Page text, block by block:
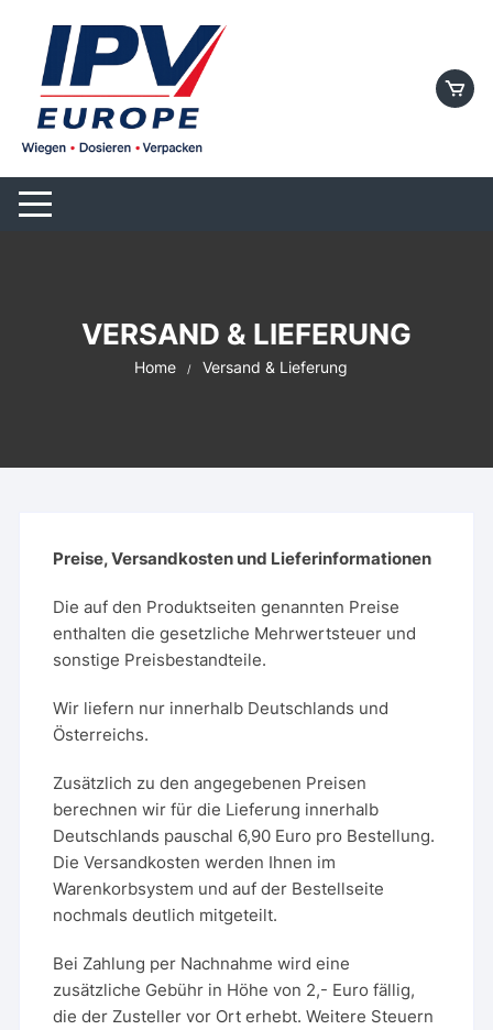
content
VERSAND & LIEFERUNG
Home Versand & Lieferung
Preise, Versandkosten und Lieferinformationen
Die auf den Produktseiten genannten Preise
enthalten die gesetzliche Mehrwertsteuer und
sonstige Preisbestandteile.
Wir liefern nur innerhalb Deutschlands und
Österreichs.
Zusätzlich zu den angegebenen Preisen
berechnen wir für die Lieferung innerhalb
Deutschlands pauschal 6,90 Euro pro Bestellung.
Die Versandkosten werden Ihnen im
Warenkorbsystem und auf der Bestellseite
nochmals deutlich mitgeteilt.
Bei Zahlung per Nachnahme wird eine
zusätzliche Gebühr in Höhe von 2,- Euro fällig,
die der Zusteller vor Ort erhebt. Weitere Steuern